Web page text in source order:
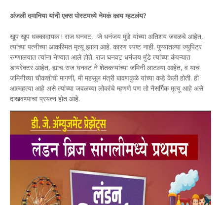
अंजली दमानिया यांनी एक्स पोस्टमध्ये नेमकं काय म्हटलंय?
खूप खूप धक्कादायक ! राज घनवट, जे धनंजय मुंडे यांच्या अतिशय जवळचे आहेत,
त्यांच्या पत्नीच्या आकस्मित मृत्यू झाला आहे. कारण स्पष्ट नाही. पुण्यातल्या ज्युपिटर
रुग्णालयात त्यांना नेण्यात आले होते. राज घनवट धनंजय मुंडे त्यांच्या कंपन्यात
डायरेक्टर आहेत, ह्याच राज घनवट ने शेतकऱ्यांच्या जमिनी लाटल्या आहेत, व याच
जमिनीच्या चौकशीची मागणी, मी महसूल मंत्री बावणकुळे यांच्या कडे केली होती. ही
आत्महत्या आहे असे त्यांच्या जवळच्या लोकांचे म्हणणे पण तो नैसर्गिक मृत्यू आहे असे
दाखवण्याचा प्रयत्न होत आहे.